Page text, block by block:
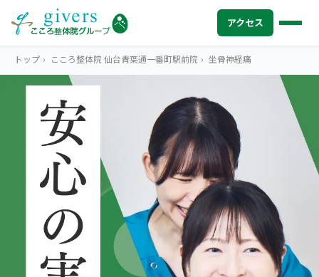
アクセス
HOME トップ
SYMPTOMS 症状から探す
腰痛
肩こり・首こり
MENU メニューから探す
STORE 店舗一覧
AREA エリアから探す
トップ › こころ整体院 仙台青葉通一番町駅前院 › 坐骨神経痛